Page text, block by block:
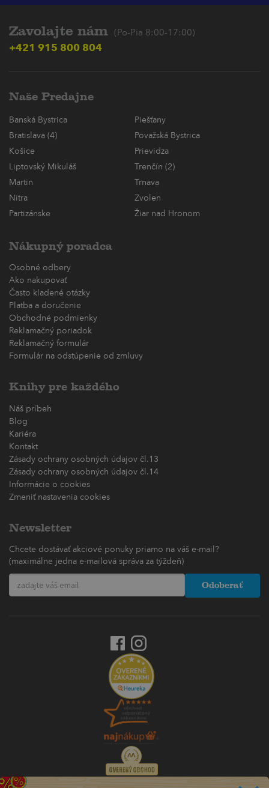
Zavolajte nám (Po-Pia 8:00-17:00)
+421 915 800 804
Naše Predajne
Banská Bystrica
Piešťany
Bratislava (4)
Považská Bystrica
Košice
Prievidza
Liptovský Mikuláš
Trenčín (2)
Martin
Trnava
Nitra
Zvolen
Partizánske
Žiar nad Hronom
Nákupný poradca
Osobné odbery
Ako nakupovať
Často kladené otázky
Platba a doručenie
Obchodné podmienky
Reklamačný poriadok
Reklamačný formulár
Formulár na odstúpenie od zmluvy
Knihy pre každého
Náš príbeh
Blog
Kariéra
Kontakt
Zásady ochrany osobných údajov čl.13
Zásady ochrany osobných údajov čl.14
Informácie o cookies
Zmeniť nastavenia cookies
Newsletter
Chcete dostávať akciové ponuky priamo na váš e-mail?
(maximálne jedna e-mailová správa za týždeň)
Odoberať